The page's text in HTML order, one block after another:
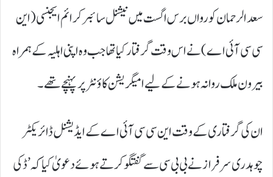
سعد الرحمان کو رواں برس اگست میں نیشنل سائبر کرائم ایجنسی (این
سی سی آئی اے) نے اس وقت گرفتار کیا تھا جب وہ اپنی اہلیہ کے ہمراہ
بیرون ملک روانہ ہونے کے لیے امیگریشن کاؤنٹر پر پہنچے تھے۔
ان کی گرفتاری کے وقت این سی سی آئی اے کے ایڈیشنل ڈائریکٹر
چوہدری سرفراز نے بی بی سی سے گفتگو کرتے ہوئے دعویٰ کیا کہ ’ڈکی